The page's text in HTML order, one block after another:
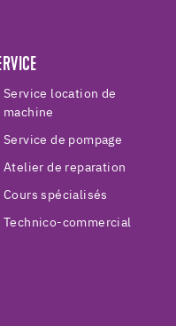
Service location de
machine
Service de pompage
Atelier de reparation
Cours spécialisés
Technico-commercial